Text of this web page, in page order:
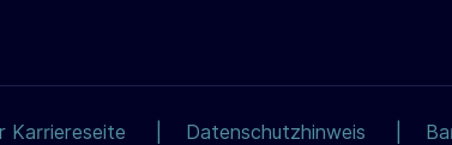
Karriereseite Datenschutzhinweis